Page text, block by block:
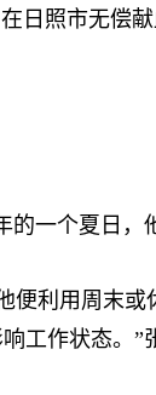
照市无偿
一个夏日，
用周末或
工作状态。